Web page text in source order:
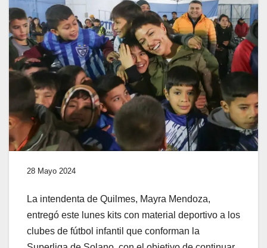
28 Mayo 2024
La intendenta de Quilmes, Mayra Mendoza,
entregó este lunes kits con material deportivo a los
clubes de fútbol infantil que conforman la